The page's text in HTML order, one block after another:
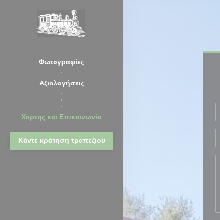
Φωτογραφίες
Αξιολογήσεις
((ανοίγει σε νέο παράθυρο))
((ανοίγει σε νέο παράθυρο))
Χάρτης και Επικοινωνία
Κάντε κράτηση τραπεζιού